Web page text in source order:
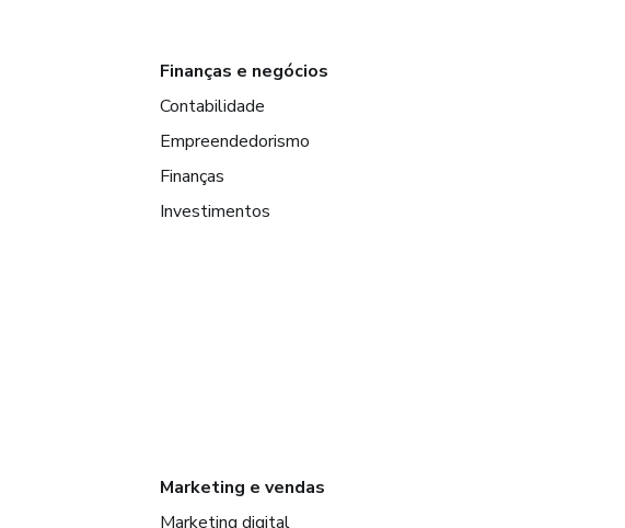
Finanças e negócios
Contabilidade
Empreendedorismo
Finanças
Investimentos
Marketing e vendas
Marketing digital